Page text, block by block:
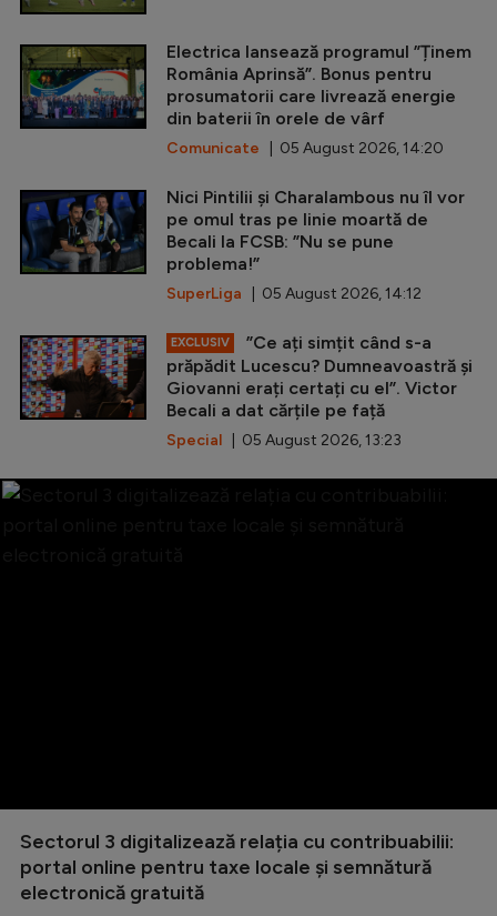
Electrica lansează programul ”Ținem
România Aprinsă”. Bonus pentru
prosumatorii care livrează energie
din baterii în orele de vârf
Comunicate | 05 August 2026, 14:20
Nici Pintilii și Charalambous nu îl vor
pe omul tras pe linie moartă de
Becali la FCSB: ”Nu se pune
problema!”
SuperLiga | 05 August 2026, 14:12
EXCLUSIV
”Ce ați simțit când s-a
prăpădit Lucescu? Dumneavoastră și
Giovanni erați certați cu el”. Victor
Becali a dat cărțile pe față
Special | 05 August 2026, 13:23
Sectorul 3 digitalizează relația cu contribuabilii:
portal online pentru taxe locale și semnătură
electronică gratuită